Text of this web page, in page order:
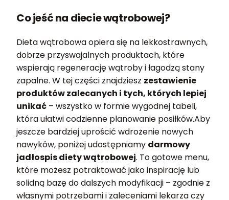
Co jeść na diecie wątrobowej?
Dieta wątrobowa opiera się na lekkostrawnych,
dobrze przyswajalnych produktach, które
wspierają regenerację wątroby i łagodzą stany
zapalne. W tej części znajdziesz zestawienie
produktów zalecanych i tych, których lepiej
unikać – wszystko w formie wygodnej tabeli,
która ułatwi codzienne planowanie posiłków.Aby
jeszcze bardziej uprościć wdrożenie nowych
nawyków, poniżej udostępniamy darmowy
jadłospis diety wątrobowej. To gotowe menu,
które możesz potraktować jako inspirację lub
solidną bazę do dalszych modyfikacji – zgodnie z
własnymi potrzebami i zaleceniami lekarza czy